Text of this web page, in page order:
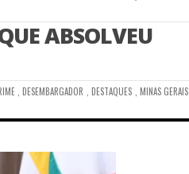
ABSOLVEU
,DESEMBARGADOR ,DESTAQUES ,MINAS GERAIS